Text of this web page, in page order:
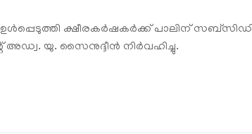
ഉൾപ്പെടുത്തി ക്ഷീരകർഷകർക്ക് പാലിന്
അഡ്വ. യു. സൈനുദ്ദീൻ നിർവഹിച്ചു.